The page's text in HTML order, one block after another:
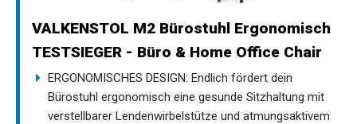
VALKENSTOL M2 Bürostuhl Ergonomisch
TESTSIEGER - Büro & Home Office Chair
ERGONOMISCHES DESIGN: Endlich fördert dein
Bürostuhl ergonomisch eine gesunde Sitzhaltung mit
verstellbarer Lendenwirbelstütze und atmungsaktivem